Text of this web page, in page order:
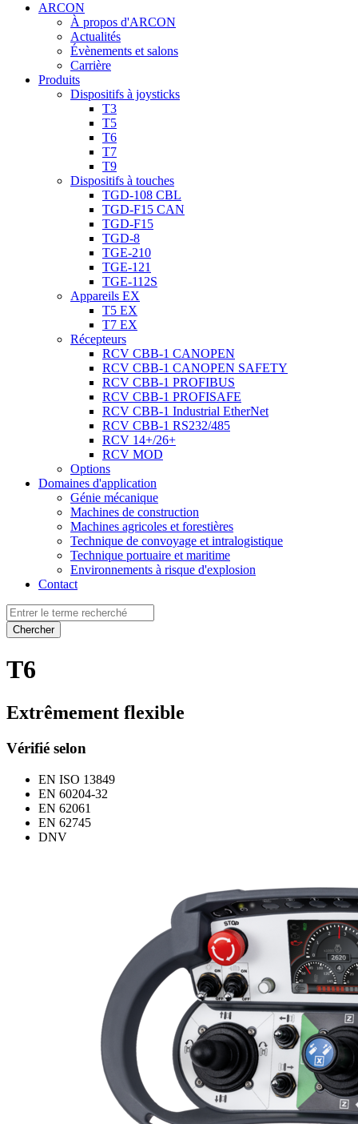
ARCON
À propos d'ARCON
Actualités
Évènements et salons
Carrière
Produits
Dispositifs à joysticks
T3
T5
T6
T7
T9
Dispositifs à touches
TGD-108 CBL
TGD-F15 CAN
TGD-F15
TGD-8
TGE-210
TGE-121
TGE-112S
Appareils EX
T5 EX
T7 EX
Récepteurs
RCV CBB-1 CANOPEN
RCV CBB-1 CANOPEN SAFETY
RCV CBB-1 PROFIBUS
RCV CBB-1 PROFISAFE
RCV CBB-1 Industrial EtherNet
RCV CBB-1 RS232/485
RCV 14+/26+
RCV MOD
Options
Domaines d'application
Génie mécanique
Machines de construction
Machines agricoles et forestières
Technique de convoyage et intralogistique
Technique portuaire et maritime
Environnements à risque d'explosion
Contact
Chercher
T6
Extrêmement flexible
Vérifié selon
EN ISO 13849
EN 60204-32
EN 62061
EN 62745
DNV